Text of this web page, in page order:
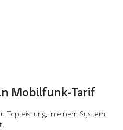
Mobilfunk-Tarif
Topleistung, in einem System,